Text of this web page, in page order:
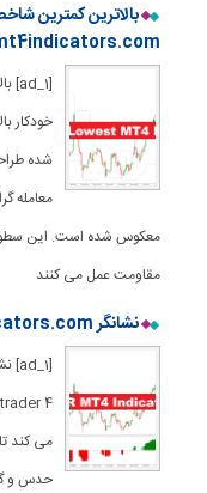
خودکار
شده
معامله
معکوس شده است. این
مقاومت عمل می کنند
نشانگر MMR MT4 – forexmt4indicators.com
می کند
حدس و